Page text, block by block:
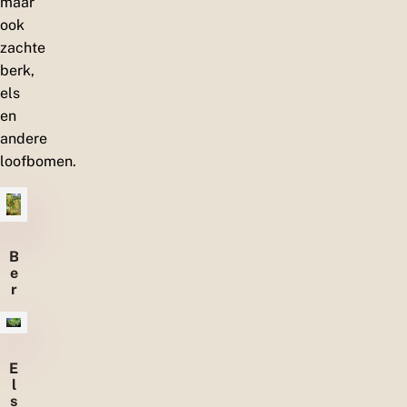
ook
zachte
berk,
els
en
andere
loofbomen.
B
e
r
E
l
s